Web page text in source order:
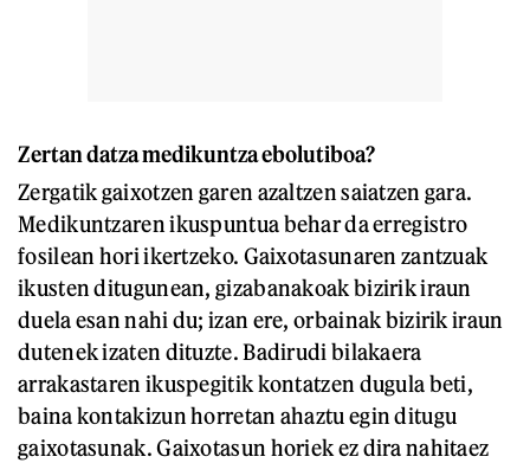
Zertan datza medikuntza ebolutiboa?
Zergatik gaixotzen garen azaltzen saiatzen gara.
Medikuntzaren ikuspuntua behar da erregistro
fosilean hori ikertzeko. Gaixotasunaren zantzuak
ikusten ditugunean, gizabanakoak bizirik iraun
duela esan nahi du; izan ere, orbainak bizirik iraun
dutenek izaten dituzte. Badirudi bilakaera
arrakastaren ikuspegitik kontatzen dugula beti,
baina kontakizun horretan ahaztu egin ditugu
gaixotasunak. Gaixotasun horiek ez dira nahitaez